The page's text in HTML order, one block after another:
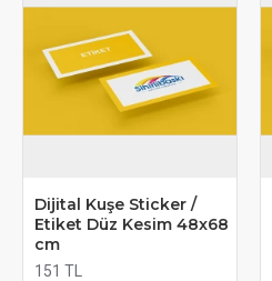
Dijital Kuşe Sticker /
Etiket Düz Kesim 48x68
cm
151 TL